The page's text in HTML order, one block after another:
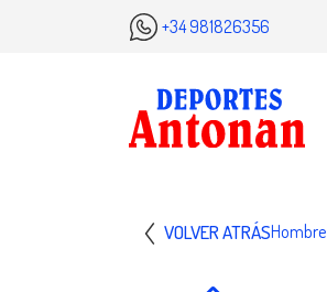
+34 981826356
VOLVER ATRÁSHombre